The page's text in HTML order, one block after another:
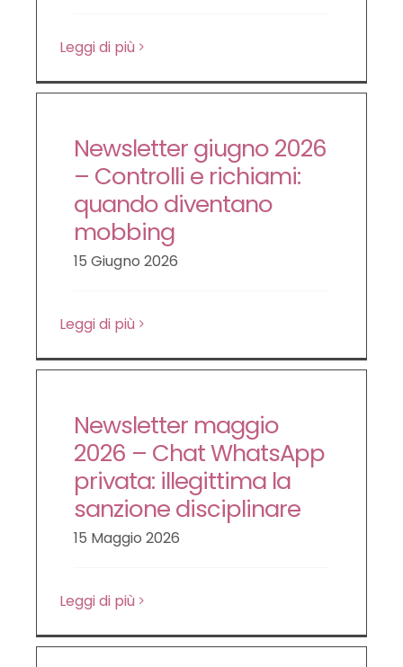
DIRITTO DEL LAVORO
CONTATTI
Leggi di più
Newsletter giugno 2026
– Controlli e richiami:
quando diventano
mobbing
15 Giugno 2026
Leggi di più
Newsletter maggio
2026 – Chat WhatsApp
privata: illegittima la
sanzione disciplinare
15 Maggio 2026
Leggi di più